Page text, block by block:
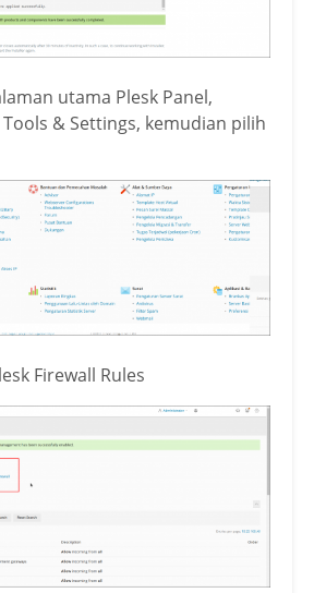
utama Plesk Panel,
& Settings, kemudian pilih
Firewall Rules